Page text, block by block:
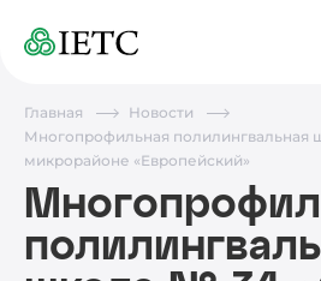
Главная
Новости
Многопрофильная полилингвальная
микрорайоне «Европейский»